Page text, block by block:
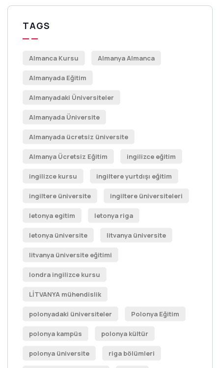
TAGS
Almanca Kursu Almanya Almanca
Almanyada Eğitim
Almanyadaki Üniversiteler
Almanyada Üniversite
Almanyada ücretsiz üniversite
Almanya Ücretsiz Eğitim ingilizce eğitim
ingilizce kursu ingiltere yurtdışı eğitim
ingiltere üniversite ingiltere üniversiteleri
letonya egitim letonya riga
letonya üniversite litvanya üniversite
litvanya üniversite eğitimi
londra ingilizce kursu
LİTVANYA mühendislik
polonyadaki üniversiteler Polonya Eğitim
polonya kampüs polonya kültür
polonya üniversite riga bölümleri